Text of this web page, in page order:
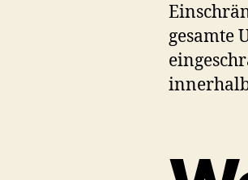
gesamte